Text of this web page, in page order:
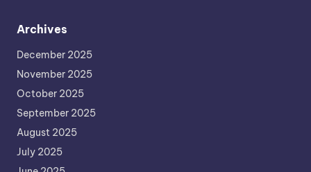
Archives
December 2025
November 2025
October 2025
September 2025
August 2025
July 2025